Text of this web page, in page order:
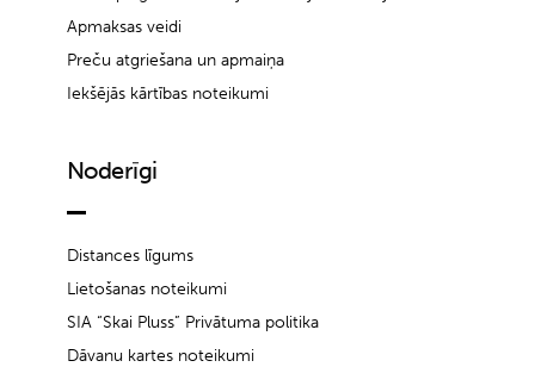
Apmaksas veidi
Preču atgriešana un apmaiņa
Iekšējās kārtības noteikumi
Noderīgi
Distances līgums
Lietošanas noteikumi
SIA “Skai Pluss” Privātuma politika
Dāvanu kartes noteikumi